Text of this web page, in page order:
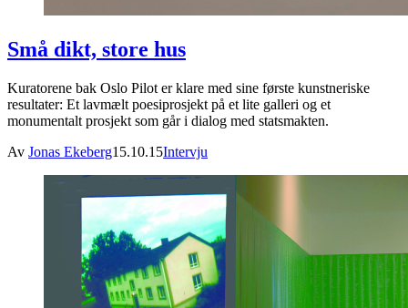
Små dikt, store hus
Kuratorene bak Oslo Pilot er klare med sine første kunstneriske
resultater: Et lavmælt poesiprosjekt på et lite galleri og et
monumentalt prosjekt som går i dialog med statsmakten.
Av Jonas Ekeberg15.10.15Intervju